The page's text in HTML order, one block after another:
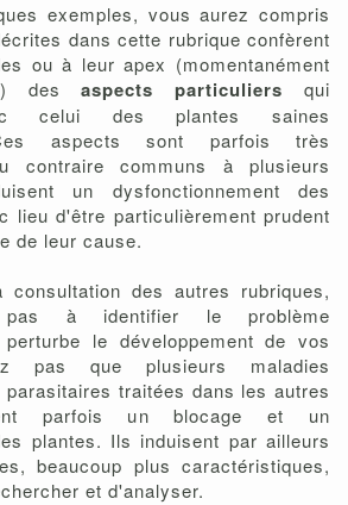
exemples, vous aurez compris
dans cette rubrique confèrent
ou à leur apex (momentanément
desaspects particuliers qui
celui des plantes saines
aspects sont parfois très
contraire communs à plusieurs
un dysfonctionnement des
lieu d'être particulièrement prudent
de leur cause.
des autres rubriques,
à identifier le problème
le développement de vos
pas que plusieurs maladies
traitées dans les autres
parfois un blocage et un
plantes. Ils induisent par ailleurs
beaucoup plus caractéristiques,
et d'analyser.